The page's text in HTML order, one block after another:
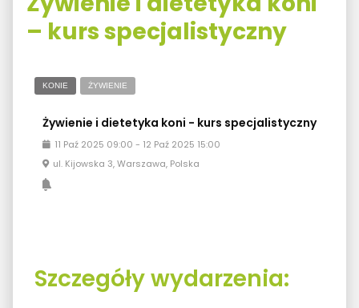
– kurs specjalistyczny
KONIE ŻYWIENIE
Żywienie i dietetyka koni - kurs specjalistyczny
11 Paź 2025 09:00 - 12 Paź 2025 15:00
ul. Kijowska 3, Warszawa, Polska
Szczegóły wydarzenia: